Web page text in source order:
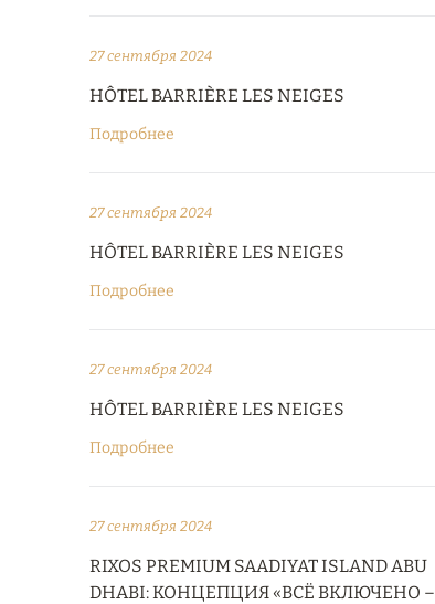
27 сентября 2024
HÔTEL BARRIÈRE LES NEIGES
Подробнее
27 сентября 2024
HÔTEL BARRIÈRE LES NEIGES
Подробнее
27 сентября 2024
HÔTEL BARRIÈRE LES NEIGES
Подробнее
27 сентября 2024
RIXOS PREMIUM SAADIYAT ISLAND ABU
DHABI: КОНЦЕПЦИЯ «ВСЁ ВКЛЮЧЕНО –